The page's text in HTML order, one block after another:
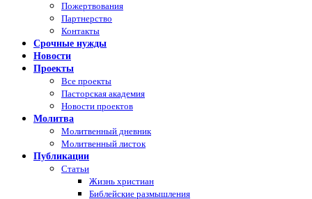
Пожертвования
Партнерство
Контакты
Срочные нужды
Новости
Проекты
Все проекты
Пасторская академия
Новости проектов
Молитва
Молитвенный дневник
Молитвенный листок
Публикации
Статьи
Жизнь христиан
Библейские размышления